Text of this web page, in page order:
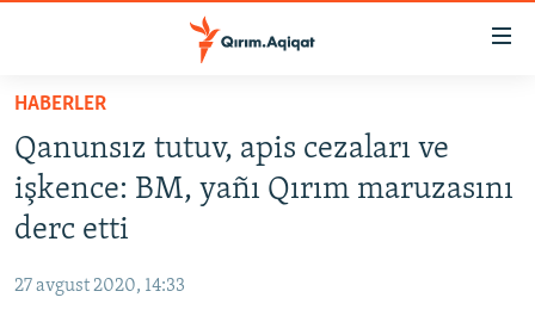
Esas
qaytmaq
Baş
navigatsiyağa
qaytmaq
Qıdıruvğa
qaytmaq
SİYASET
İQTİSADİYAT
MEDENİYET
HABERLER
Qanunsız tutuv, apis cezaları ve
işkence: BM, yañı Qırım maruzasını
derc etti
27 avgust 2020, 14:33